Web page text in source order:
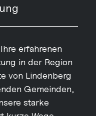
erfahrenen
in der Region
von Lindenberg
Gemeinden,
starke